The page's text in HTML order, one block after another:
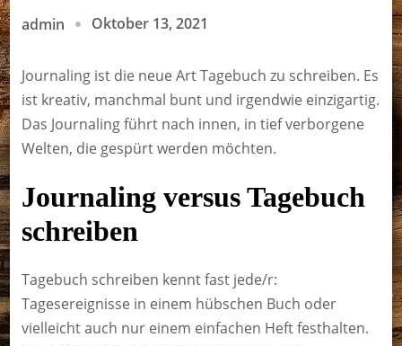
admin Oktober 13, 2021
Journaling ist die neue Art Tagebuch zu schreiben. Es
ist kreativ, manchmal bunt und irgendwie einzigartig.
Das Journaling führt nach innen, in tief verborgene
Welten, die gespürt werden möchten.
Journaling versus Tagebuch
schreiben
Tagebuch schreiben kennt fast jede/r:
Tagesereignisse in einem hübschen Buch oder
vielleicht auch nur einem einfachen Heft festhalten.